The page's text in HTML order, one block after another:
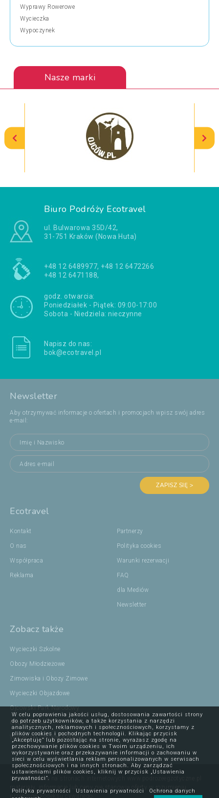
Wyprawy Rowerowe
Wycieczka
Wypoczynek
Nasze marki
Biuro Podróży Ecotravel
ul. Bulwarowa 35D/42,
31-751 Kraków (Nowa Huta)
+48 12 6489977, +48 12 6472266
+48 12 6471188,
godz. otwarcia:
Poniedziałek - Piątek: 09:00-17:00
Sobota - Niedziela: nieczynne
Napisz do nas:
bok@ecotravel.pl
Newsletter
Aby otrzymywać informacje o ofertach i promocjach wpisz swój adres
e-mail:
ZAPISZ SIĘ >
Ecotravel
Kontakt
O nas
Współpraca
Reklama
Partnerzy
Polityka cookies
Warunki rezerwacji
FAQ
dla Mediów
Newsletter
Zobacz także
Wycieczki Szkolne
Obozy Młodzieżowe
Zimowiska i Obozy Zimowe
Wycieczki Objazdowe
Ojcowski Park Narodowy
Obozy Letnie
Wycieczki Szkolne Kraków
Opublikowane na stronach internetowych www.podrozeegzotyczne.pl
materiały, informacje lub ceny nie stanowią oferty w rozumieniu
przepisów kodeksu cywilnego.
W celu poprawienia jakości usług, dostosowania zawartości strony
do potrzeb użytkowników, a także korzystania z narzędzi
analitycznych, reklamowych i społecznościowych, korzystamy z
plików cookies i pochodnych technologii. Klikając przycisk
„Akceptuję” lub pozostając na stronie, wyrażasz zgodę na
przechowywanie plików cookies w Twoim urządzeniu, ich
wykorzystywanie oraz przekazywanie informacji o zachowaniu w
sieci w celu wyświetlania reklam personalizowanych w serwisach
społecznościowych i na innych stronach. Aby zarządzać
ustawieniami plików cookies, kliknij w przycisk „Ustawienia
prywatności”.
Polityka prywatności
Ustawienia prywatności
Ochrona danych